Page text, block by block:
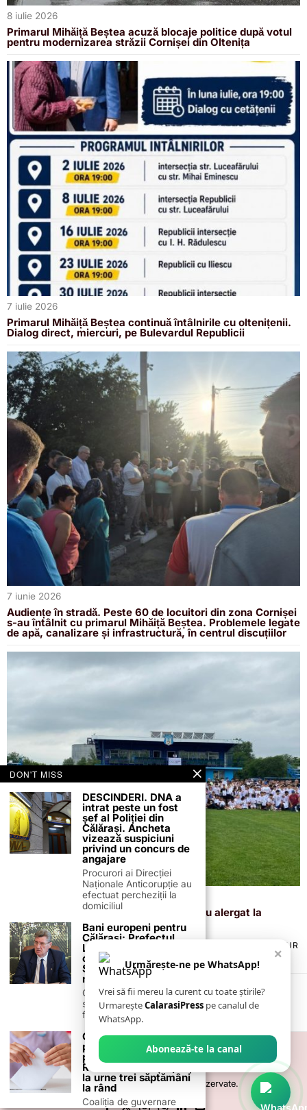
8 iulie 2026
Primarul Mihăiță Beștea acuză blocaje politice după votul
pentru modernizarea străzii Cornișei din Oltenița
7 iulie 2026
Primarul Mihăiță Beștea continuă întâlnirile cu oltenițenii.
Dialog direct, miercuri, pe Bulevardul Republicii
7 iunie 2026
Audiențe în stradă. Peste 60 de locuitori din zona Cornișei
s-au întâlnit cu primarul Mihăiță Beștea. Problemele legate
de apă, canalizare și infrastructură, în centrul discuțiilor
Peste 350 de elevi din județul Călărași au alergat la
Oltenița, de Ziua Olimpică
TERMENI ȘI CONDIȚII
POLITICA DE ANULARE & RETUR
PUBLICITATE ONLINE & TIPĂRITĂ
CONTACT
ZIARUL ANUNȚUL CĂLĂRĂȘEAN
2026- Toate drepturile sunt rezervate.
×
Urmărește-ne pe WhatsApp!
Vrei să fii mereu la curent cu toate știrile?
UrmareșteCalarasiPress pe canalul de
WhatsApp.
Abonează-te la canal
DON'T MISS
DESCINDERI. DNA a
intrat peste un fost
șef al Poliției din
Călărași. Ancheta
vizează suspiciuni
privind un concurs de
angajare
Procurori ai Direcției
Naționale Anticorupție au
efectuat percheziții la
domiciliul
Bani europeni pentru
Călărași: Prefectul
Laurențiu State anunță
colaborarea cu ADR
Sud-Muntenia pentru
noi finanțări
Călărașul se pregătește
să intre pe harta
finanțărilor europene, cu
Calendarul alegerilor
prezidențiale și
parlamentare.
Românii sunt așteptați
la urne trei săptămâni
la rând
Coaliția de guvernare